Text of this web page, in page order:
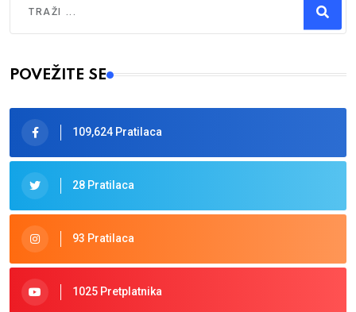
Type 2 or more characters for results.
POVEŽITE SE
109,624 Pratilaca
28 Pratilaca
93 Pratilaca
1025 Pretplatnika